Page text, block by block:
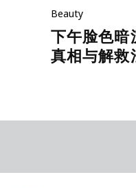
Beauty
下午脸色暗
真相与解救